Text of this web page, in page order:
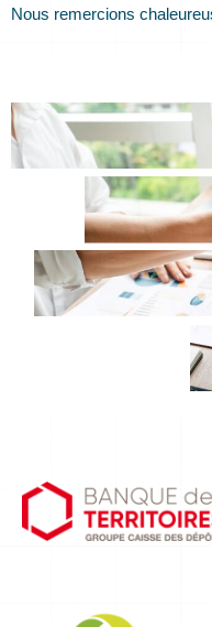
Nous remercions